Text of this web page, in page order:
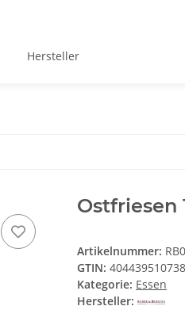
Hersteller
Ostfriesen
Artikelnummer:
GTIN:
Kategorie: Essen
Hersteller: